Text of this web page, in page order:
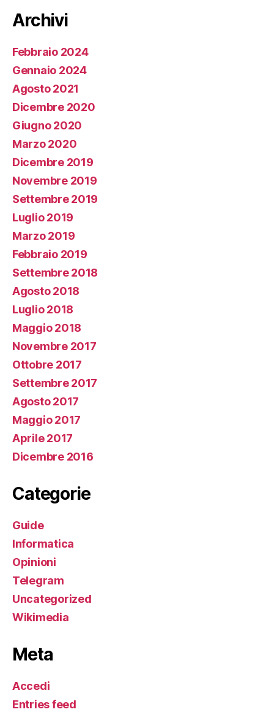
Archivi
Febbraio 2024
Gennaio 2024
Agosto 2021
Dicembre 2020
Giugno 2020
Marzo 2020
Dicembre 2019
Novembre 2019
Settembre 2019
Luglio 2019
Marzo 2019
Febbraio 2019
Settembre 2018
Agosto 2018
Luglio 2018
Maggio 2018
Novembre 2017
Ottobre 2017
Settembre 2017
Agosto 2017
Maggio 2017
Aprile 2017
Dicembre 2016
Categorie
Guide
Informatica
Opinioni
Telegram
Uncategorized
Wikimedia
Meta
Accedi
Entries feed